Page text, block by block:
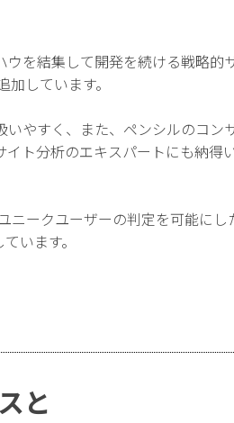
を結集して開発を続ける戦略的
しています。
いやすく、また、ペンシルのコン
ト分析のエキスパートにも納得
ニークユーザーの判定を可能に
います。
と